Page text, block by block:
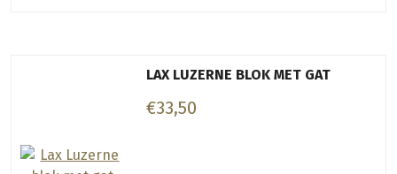
LAX LUZERNE BLOK MET GAT
€33,50